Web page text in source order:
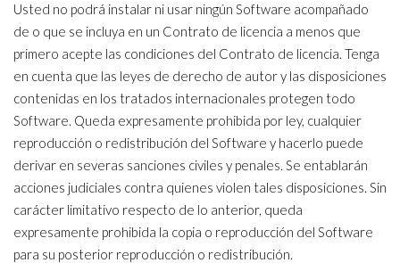
Usted no podrá instalar ni usar ningún Software acompañado
de o que se incluya en un Contrato de licencia a menos que
primero acepte las condiciones del Contrato de licencia. Tenga
en cuenta que las leyes de derecho de autor y las disposiciones
contenidas en los tratados internacionales protegen todo
Software. Queda expresamente prohibida por ley, cualquier
reproducción o redistribución del Software y hacerlo puede
derivar en severas sanciones civiles y penales. Se entablarán
acciones judiciales contra quienes violen tales disposiciones. Sin
carácter limitativo respecto de lo anterior, queda
expresamente prohibida la copia o reproducción del Software
para su posterior reproducción o redistribución.